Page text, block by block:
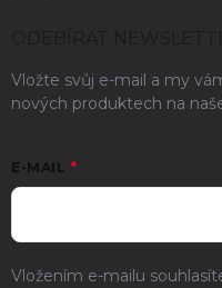
Vložte svůj e-mail a my
nových produktech na
E-MAIL
Vložením e-mailu